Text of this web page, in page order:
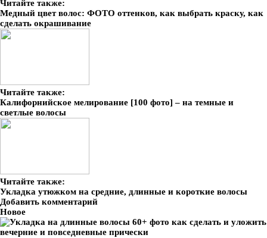
Читайте также:
Медный цвет волос: ФОТО оттенков, как выбрать краску, как
сделать окрашивание
Читайте также:
Калифорнийское мелирование [100 фото] – на темные и
светлые волосы
Читайте также:
Укладка утюжком на средние, длинные и короткие волосы
Добавить комментарий
Новое